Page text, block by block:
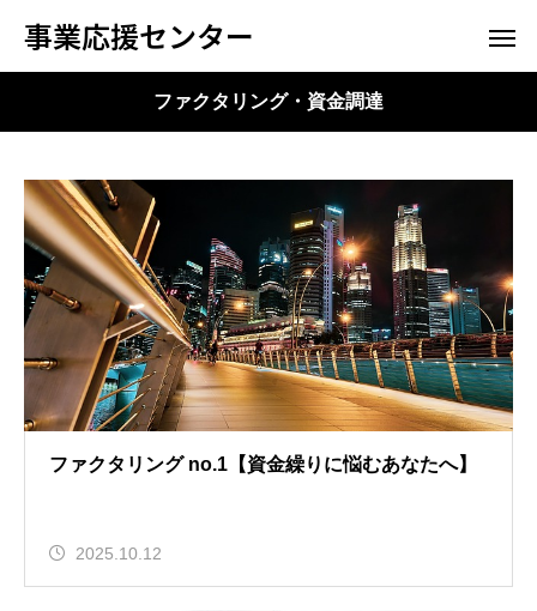
事業応援センター
ファクタリング・資金調達
ファクタリング no.1【資金繰りに悩むあなたへ】
2025.10.12